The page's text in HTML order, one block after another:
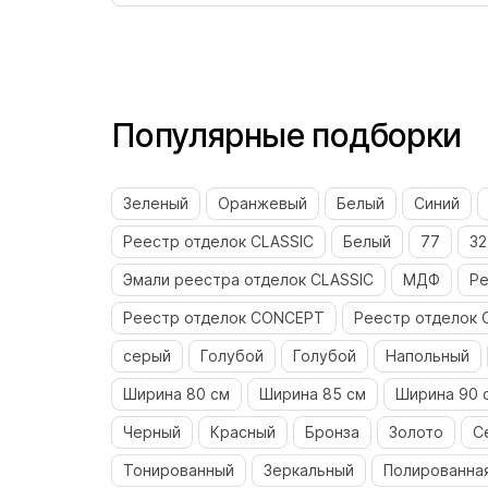
Популярные подборки
Зеленый Оранжевый Белый Синий
Реестр отделок CLASSIC Белый 77
Эмали реестра отделок CLASSIC МДФ
Реестр отделок CONCEPT Реестр отделок
серый Голубой Голубой Напольный
Ширина 80 см Ширина 85 см Ширина 90
Черный Красный Бронза Золото
Тонированный Зеркальный